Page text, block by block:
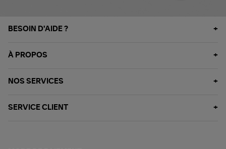
BESOIN D'AIDE ?
À PROPOS
NOS SERVICES
SERVICE CLIENT